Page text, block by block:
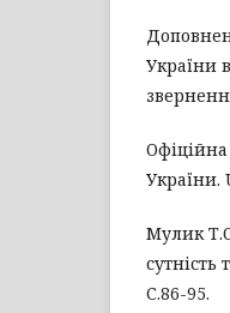
України
Офіційна
України.
Мулик
сутність
С.86-95.